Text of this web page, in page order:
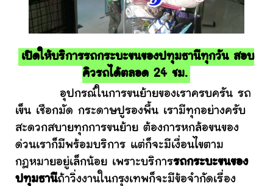
เปิดให้บริการรถกระบะขนของปทุมธานีทุกวัน สอบ
คิวรถได้ตลอด 24 ชม.
อุปกรณ์ในการขนย้ายของเราครบครัน รถ
เข็น เชือกมัด กระดาษปูรองพื้น เรามีทุกอย่างครับ
สะดวกสบายทุกการขนย้าย ต้องการหกล้อขนของ
ด่วนเราก็มีพร้อมบริการ แต่ก็จะมีเงื่อนไขตาม
กฎหมายอยู่เล็กน้อย เพราะบริการรถกระบะขนของ
ปทุมธานีถ้าวิ่งงานในกรุงเทพก็จะมีข้อจำกัดเรื่อง